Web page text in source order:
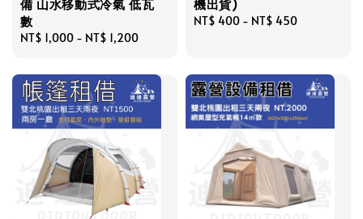
備 山水移動式冷氣 低瓦
數
Regular
NT$ 1,000 - NT$ 1,200
機出貨)
Regular
NT$ 400 - NT$ 450